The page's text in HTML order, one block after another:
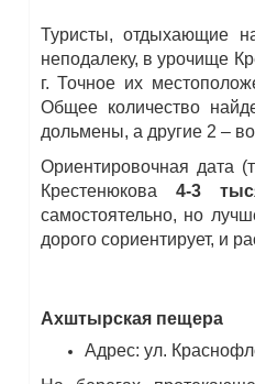
Туристы, отдыхающие
неподалеку, в урочище
г. Точное их
Общее количество
дольмены, а другие 2 –
Ориентировочная дата
Крестенюкова 4-3
самостоятельно, но
дорого сориентирует, и
Ахштырская пещера
Адрес: ул.